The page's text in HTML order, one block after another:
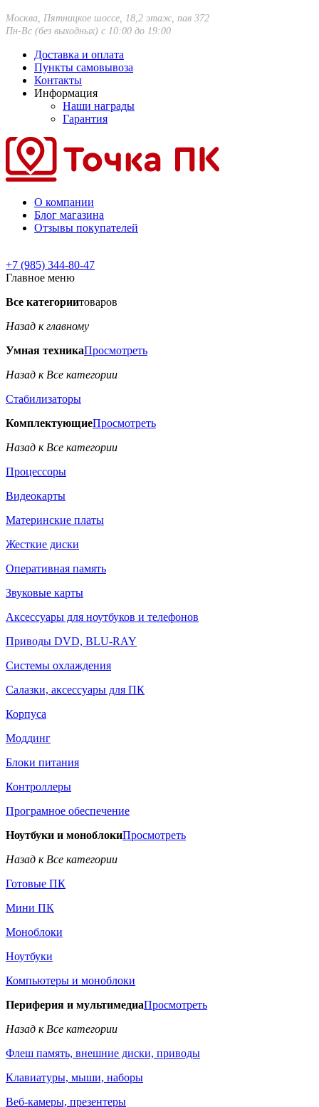
Москва, Пятницкое шоссе, 18,2 этаж, пав 372
Пн-Вс (без выходных) с 10:00 до 19:00
Доставка и оплата
Пункты самовывоза
Контакты
Информация
Наши награды
Гарантия
О компании
Блог магазина
Отзывы покупателей
+7 (985) 344-80-47
Главное меню
Все категориитоваров
Назад к главному
Умная техникаПросмотреть
Назад к Все категории
Стабилизаторы
КомплектующиеПросмотреть
Назад к Все категории
Процессоры
Видеокарты
Материнские платы
Жесткие диски
Оперативная память
Звуковые карты
Аксессуары для ноутбуков и телефонов
Приводы DVD, BLU-RAY
Системы охлаждения
Салазки, аксессуары для ПК
Корпуса
Моддинг
Блоки питания
Контроллеры
Програмное обеспечение
Ноутбуки и моноблокиПросмотреть
Назад к Все категории
Готовые ПК
Мини ПК
Моноблоки
Ноутбуки
Компьютеры и моноблоки
Периферия и мультимедиаПросмотреть
Назад к Все категории
Флеш память, внешние диски, приводы
Клавиатуры, мыши, наборы
Веб-камеры, презентеры